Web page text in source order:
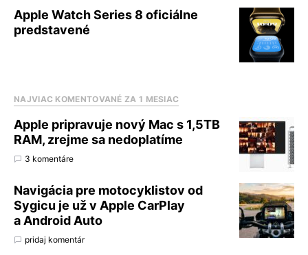
Apple Watch Series 8 oficiálne
predstavené
NAJVIAC KOMENTOVANÉ ZA 1 MESIAC
Apple pripravuje nový Mac s 1,5TB
RAM, zrejme sa nedoplatíme
3 komentáre
Navigácia pre motocyklistov od
Sygicu je už v Apple CarPlay
a Android Auto
pridaj komentár